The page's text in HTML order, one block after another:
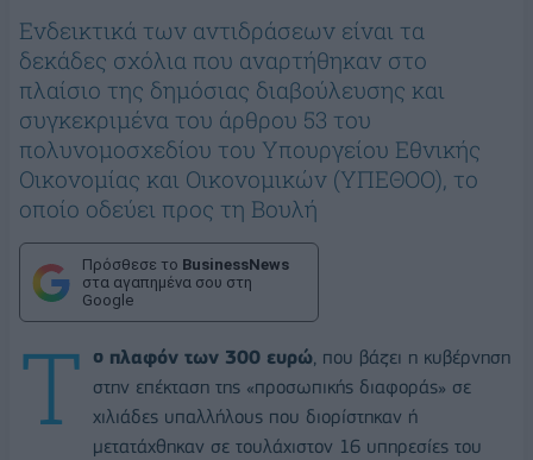
Ενδεικτικά των αντιδράσεων είναι τα
δεκάδες σχόλια που αναρτήθηκαν στο
πλαίσιο της δημόσιας διαβούλευσης και
συγκεκριμένα του άρθρου 53 του
πολυνομοσχεδίου του Υπουργείου Εθνικής
Οικονομίας και Οικονομικών (ΥΠΕΘΟΟ), το
οποίο οδεύει προς τη Βουλή
Πρόσθεσε το BusinessNews
στα αγαπημένα σου στη
Google
Τ ο πλαφόν των 300 ευρώ, που βάζει η κυβέρνηση
στην επέκταση της «προσωπικής διαφοράς» σε
χιλιάδες υπαλλήλους που διορίστηκαν ή
μετατάχθηκαν σε τουλάχιστον 16 υπηρεσίες του